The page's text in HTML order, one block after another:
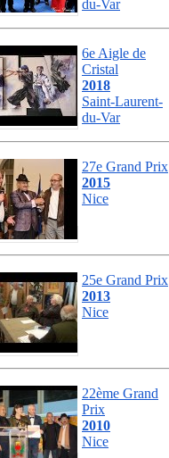
du-Var
6e Aigle de
Cristal
2018
Saint-Laurent-
du-Var
27e Grand Prix
2015
Nice
25e Grand Prix
2013
Nice
22ème Grand
Prix
2010
Nice